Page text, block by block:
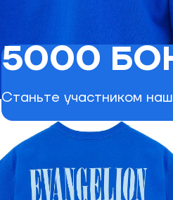
5000
Станьте участником